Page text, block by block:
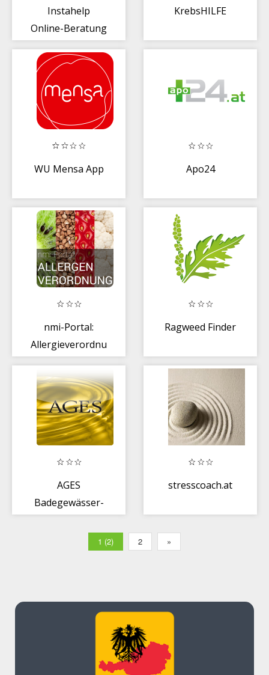
Instahelp
Online-Beratung
KrebsHILFE
WU Mensa App Apo24
nmi-Portal:
Allergieverordnung
Ragweed Finder
AGES
Badegewässer-
stresscoach.at
1 (2) 2 »